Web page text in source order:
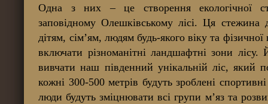
Одна з них – це створення екологічної
заповідному Олешківському лісі. Ця
дітям, сім’ям, людям будь-якого віку та
включати різноманітні ландшафтні зони
вивчати наш південний унікальній ліс, який
кожні 300-500 метрів будуть зроблені
люди будуть зміцнювати всі групи м’яз та